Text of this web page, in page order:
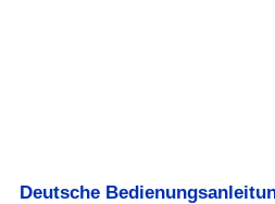
Deutsche